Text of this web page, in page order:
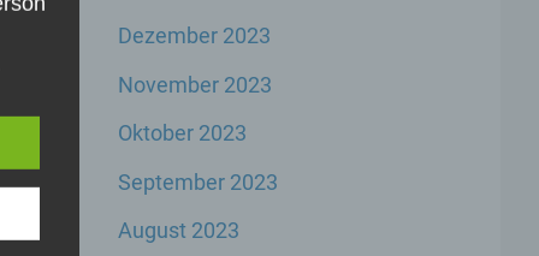
Dezember 2023
November 2023
Oktober 2023
September 2023
August 2023